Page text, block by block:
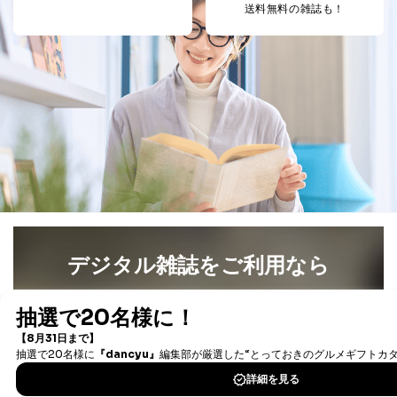
当社は、本人から、開示対象個人情報について利用目的
の通知を求められた場合には、遅滞なくこれに応じま
す。ただし、以下①～④のいずれかに該当する場合は、
利用目的の通知を行なうことはできません。そのとき
は、本人に遅滞無くその旨を通知するとともに、理由を
説明させていただきます。
①利用目的を本人に通知し、又は公表することによって
本人又は第三者の生命、身体、財産その他の権利利益を
害するおそれがある場合
②利用目的を本人に通知し、又は公表することによって
当該事業者の権利又は正当な利益を害するおそれがある
することに対して協力する必要がある場合であって、利
④開示対象個人情報の利用目的が明らかな場合
開示対象個人情報については、保有個人データの本人ま
たはその代理人からの利用目的の通知、開示、変更等
（内容の訂正、追加または削除）、利用停止等（「利用
送料無料の雑誌も！
デジタル雑誌をご利用なら
書籍）が無料で読み放題！
DOWNLOAD FOR IOS